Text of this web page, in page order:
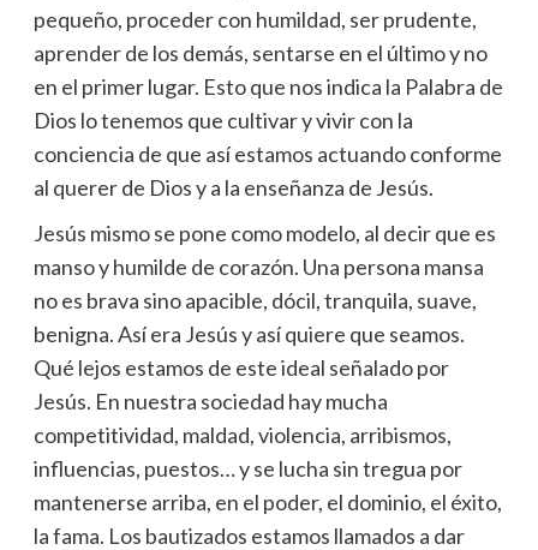
pequeño, proceder con humildad, ser prudente,
aprender de los demás, sentarse en el último y no
en el primer lugar. Esto que nos indica la Palabra de
Dios lo tenemos que cultivar y vivir con la
conciencia de que así estamos actuando conforme
al querer de Dios y a la enseñanza de Jesús.
Jesús mismo se pone como modelo, al decir que es
manso y humilde de corazón. Una persona mansa
no es brava sino apacible, dócil, tranquila, suave,
benigna. Así era Jesús y así quiere que seamos.
Qué lejos estamos de este ideal señalado por
Jesús. En nuestra sociedad hay mucha
competitividad, maldad, violencia, arribismos,
influencias, puestos… y se lucha sin tregua por
mantenerse arriba, en el poder, el dominio, el éxito,
la fama. Los bautizados estamos llamados a dar